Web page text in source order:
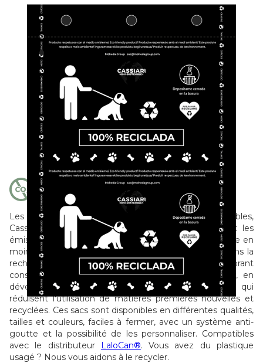
Télécharger le PDF
Voir les certificats
100% recyclé
Les sacs pour chiens Cassiari 100 % recyclés et recyclables,
Cassiari 100 % durables, réduisent considérablement les
émissions de CO2 en utilisant jusqu'à 60 % de plastique en
moins. Comment le faisons-nous ? En investissant dans la
recherche et le développement, en améliorant
constamment nos lignes de production et, surtout, en
développant des formules de nouvelle génération qui
réduisent l'utilisation de matières premières nouvelles et
recyclées. Ces sacs sont disponibles en différentes qualités,
tailles et couleurs, faciles à fermer, avec un système anti-
goutte et la possibilité de les personnaliser. Compatibles
avec le distributeur LaloCan®. Vous avez du plastique
usagé ? Nous vous aidons à le recycler.